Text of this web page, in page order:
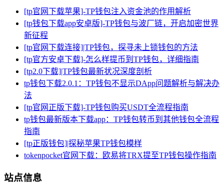
[tp官网下载苹果]-TP钱包注入资金池的作用解析
[tp钱包下载app安卓版]-TP钱包与波厂链，开启加密世界
新征程
[tp官网下载连接]|TP钱包，探寻未上锁钱包的方法
[tp官方安卓下载]-怎么样提币到TP钱包，详细指南
[tp2.0下载]|TP钱包最新状况深度剖析
tp钱包下载2.0.1：TP钱包不显示DApp问题解析与解决办
法
[tp官网正版下载]-TP钱包购买USDT全流程指南
tp钱包最新版本下载app：TP钱包转币到其他钱包全流程
指南
[tp正版钱包]|探秘苹果TP钱包模样
tokenpocket官网下载：欧易将TRX提至TP钱包操作指南
站点信息